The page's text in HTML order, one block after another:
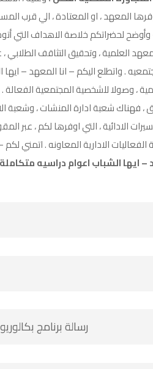
المعهد ، او المعتادة ، الي قرب
وأوضح لحضراتكم خلاصة الاهداف
العلمية ، وتحقيق التثاقف الطلابي ،
. واتطلع اليكم – انا المعهد –
، وصولا للشخصية المجتمعية
فهناك شعبة ادارة المنشات ، وشعبة
الادائية ، التي اوفرها لكم ، عبر
الادارية المعاونه . اتمني
ايها الشباب اعوام دراسيه
رسالة برنامج